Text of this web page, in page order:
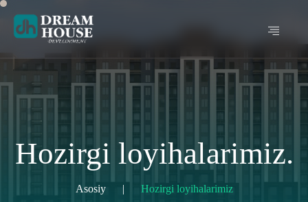
Hozirgi loyihalarimiz.
Asosiy | Hozirgi loyihalarimiz